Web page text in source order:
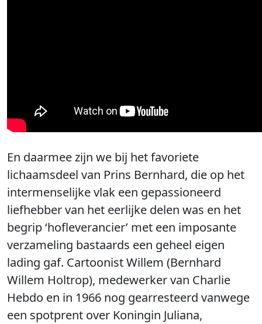
En daarmee zijn we bij het favoriete
lichaamsdeel van Prins Bernhard, die op het
intermenselijke vlak een gepassioneerd
liefhebber van het eerlijke delen was en het
begrip ‘hofleverancier’ met een imposante
verzameling bastaards een geheel eigen
lading gaf. Cartoonist Willem (Bernhard
Willem Holtrop), medewerker van Charlie
Hebdo en in 1966 nog gearresteerd vanwege
een spotprent over Koningin Juliana,